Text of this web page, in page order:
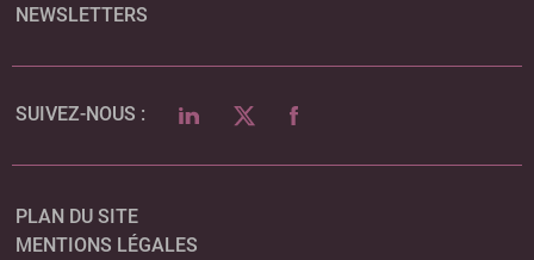
NEWSLETTERS
SUIVEZ-NOUS : LINKEDINTWITTERFACEBOOK
PLAN DU SITE
MENTIONS LÉGALES